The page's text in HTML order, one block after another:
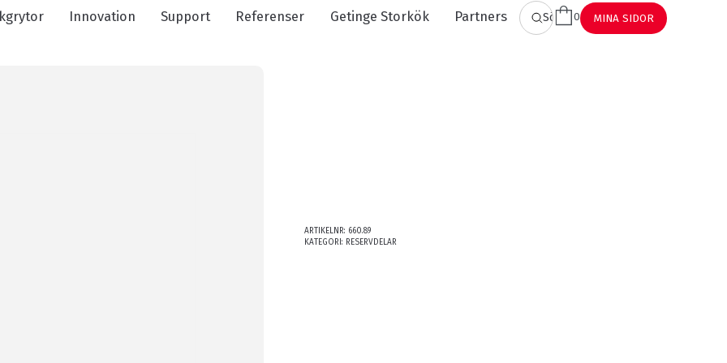
Innovation Support Referenser Getinge Storkök Partners SÖK
0 MINA SIDOR
ARTIKELNR: 660.89
KATEGORI: RESERVDELAR